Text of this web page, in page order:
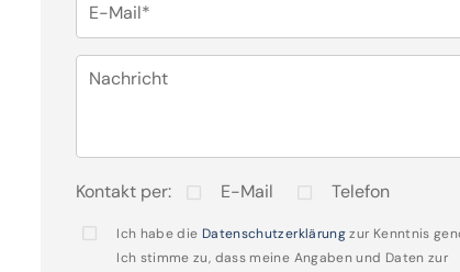
E-Mail*
Nachricht
Kontakt per: E-Mail Telefon
Ich habe die Datenschutzerklärungzur Kenntnis
Ich stimme zu, dass meine Angaben und Daten zur